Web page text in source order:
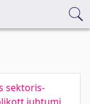
sektoris-